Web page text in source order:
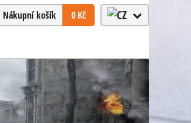
Nákupní košík 0 Kč